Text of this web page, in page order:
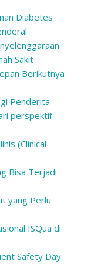
Diabetes
Sakit
Berikutnya
Penderita
perspektif
(Clinical
Bisa Terjadi
yang Perlu
ISQua di
Safety Day